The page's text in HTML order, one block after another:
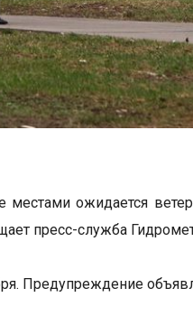
ожидается
пресс-служба
Предупреждение